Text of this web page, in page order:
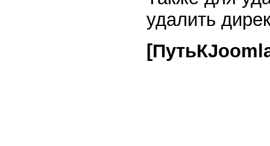
удалить